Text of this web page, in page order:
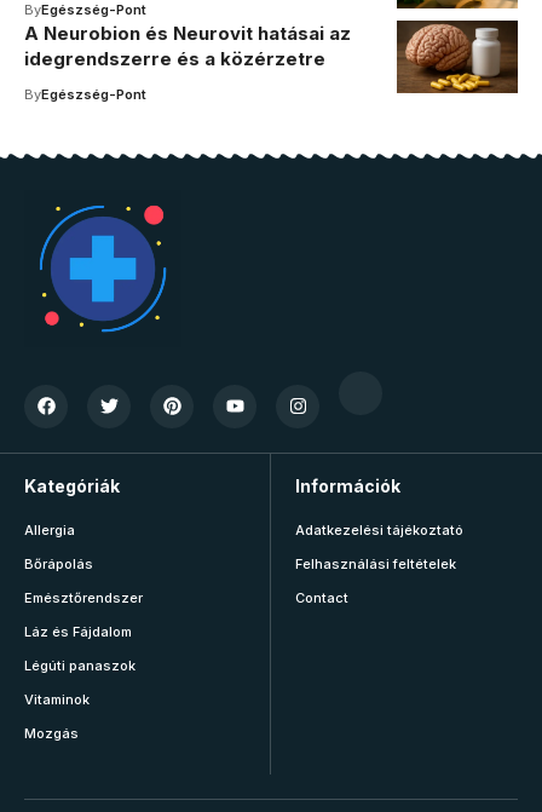
ByEgészség-Pont
A Neurobion és Neurovit hatásai az
idegrendszerre és a közérzetre
ByEgészség-Pont
Kategóriák
Allergia
Bőrápolás
Emésztőrendszer
Láz és Fájdalom
Légúti panaszok
Vitaminok
Mozgás
Információk
Adatkezelési tájékoztató
Felhasználási feltételek
Contact